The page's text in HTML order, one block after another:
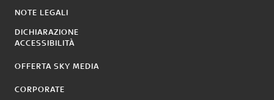
NOTE LEGALI
DICHIARAZIONE
ACCESSIBILITÀ
OFFERTA SKY MEDIA
CORPORATE